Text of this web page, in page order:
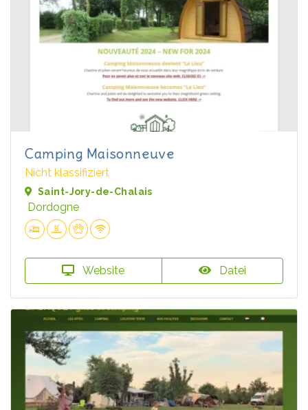
Camping Maisonneuve
Nicht klassifiziert
Saint-Jory-de-Chalais
Dordogne
Website Datei